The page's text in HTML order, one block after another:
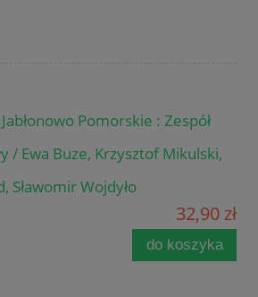
Pomorskie : Zespół
/ Ewa Buze, Krzysztof Mikulski,
Sławomir Wojdyło
32,90 zł
do koszyka